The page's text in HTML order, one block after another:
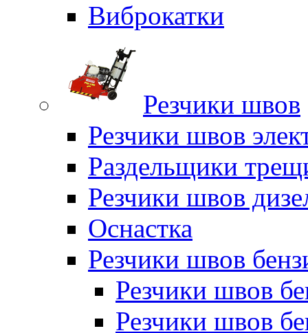
Виброкатки
Резчики швов
Резчики швов
Раздельщики
Резчики швов
Оснастка
Резчики швов
Резчики швов
Резчики швов